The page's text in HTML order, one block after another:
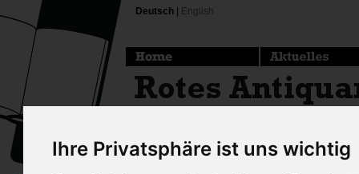
Ihre Privatsphäre ist uns wichtig
Deutsch English